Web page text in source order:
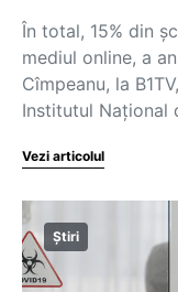
În total, 15% din
mediul online, a
Cîmpeanu, la
Institutul Național
Vezi articolul
Știri